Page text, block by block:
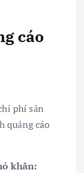
cáo
phí sản
quảng cáo
khăn: